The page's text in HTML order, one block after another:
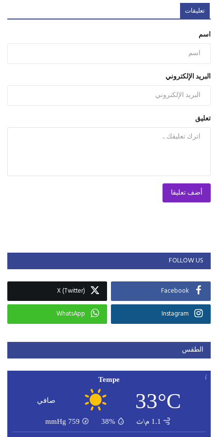
تعليقات
اسم
البريد الإلكتروني
تعليق
أضف تعليقا
FOLLOW US
Facebook
X (Twitter)
Instagram
WhatsApp
الطقس
Tempe
33°C صافي
1.1 م\ث 38%
759
mmHg